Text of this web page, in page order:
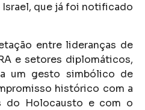
Israel, que já foi notificado
entre lideranças de
e setores diplomáticos,
um gesto simbólico de
histórico com a
do Holocausto e com o